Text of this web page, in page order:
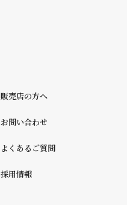
販売店の方へ
お問い合わせ
よくあるご質問
採用情報